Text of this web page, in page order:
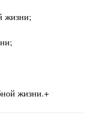
жизни;
жизни.+